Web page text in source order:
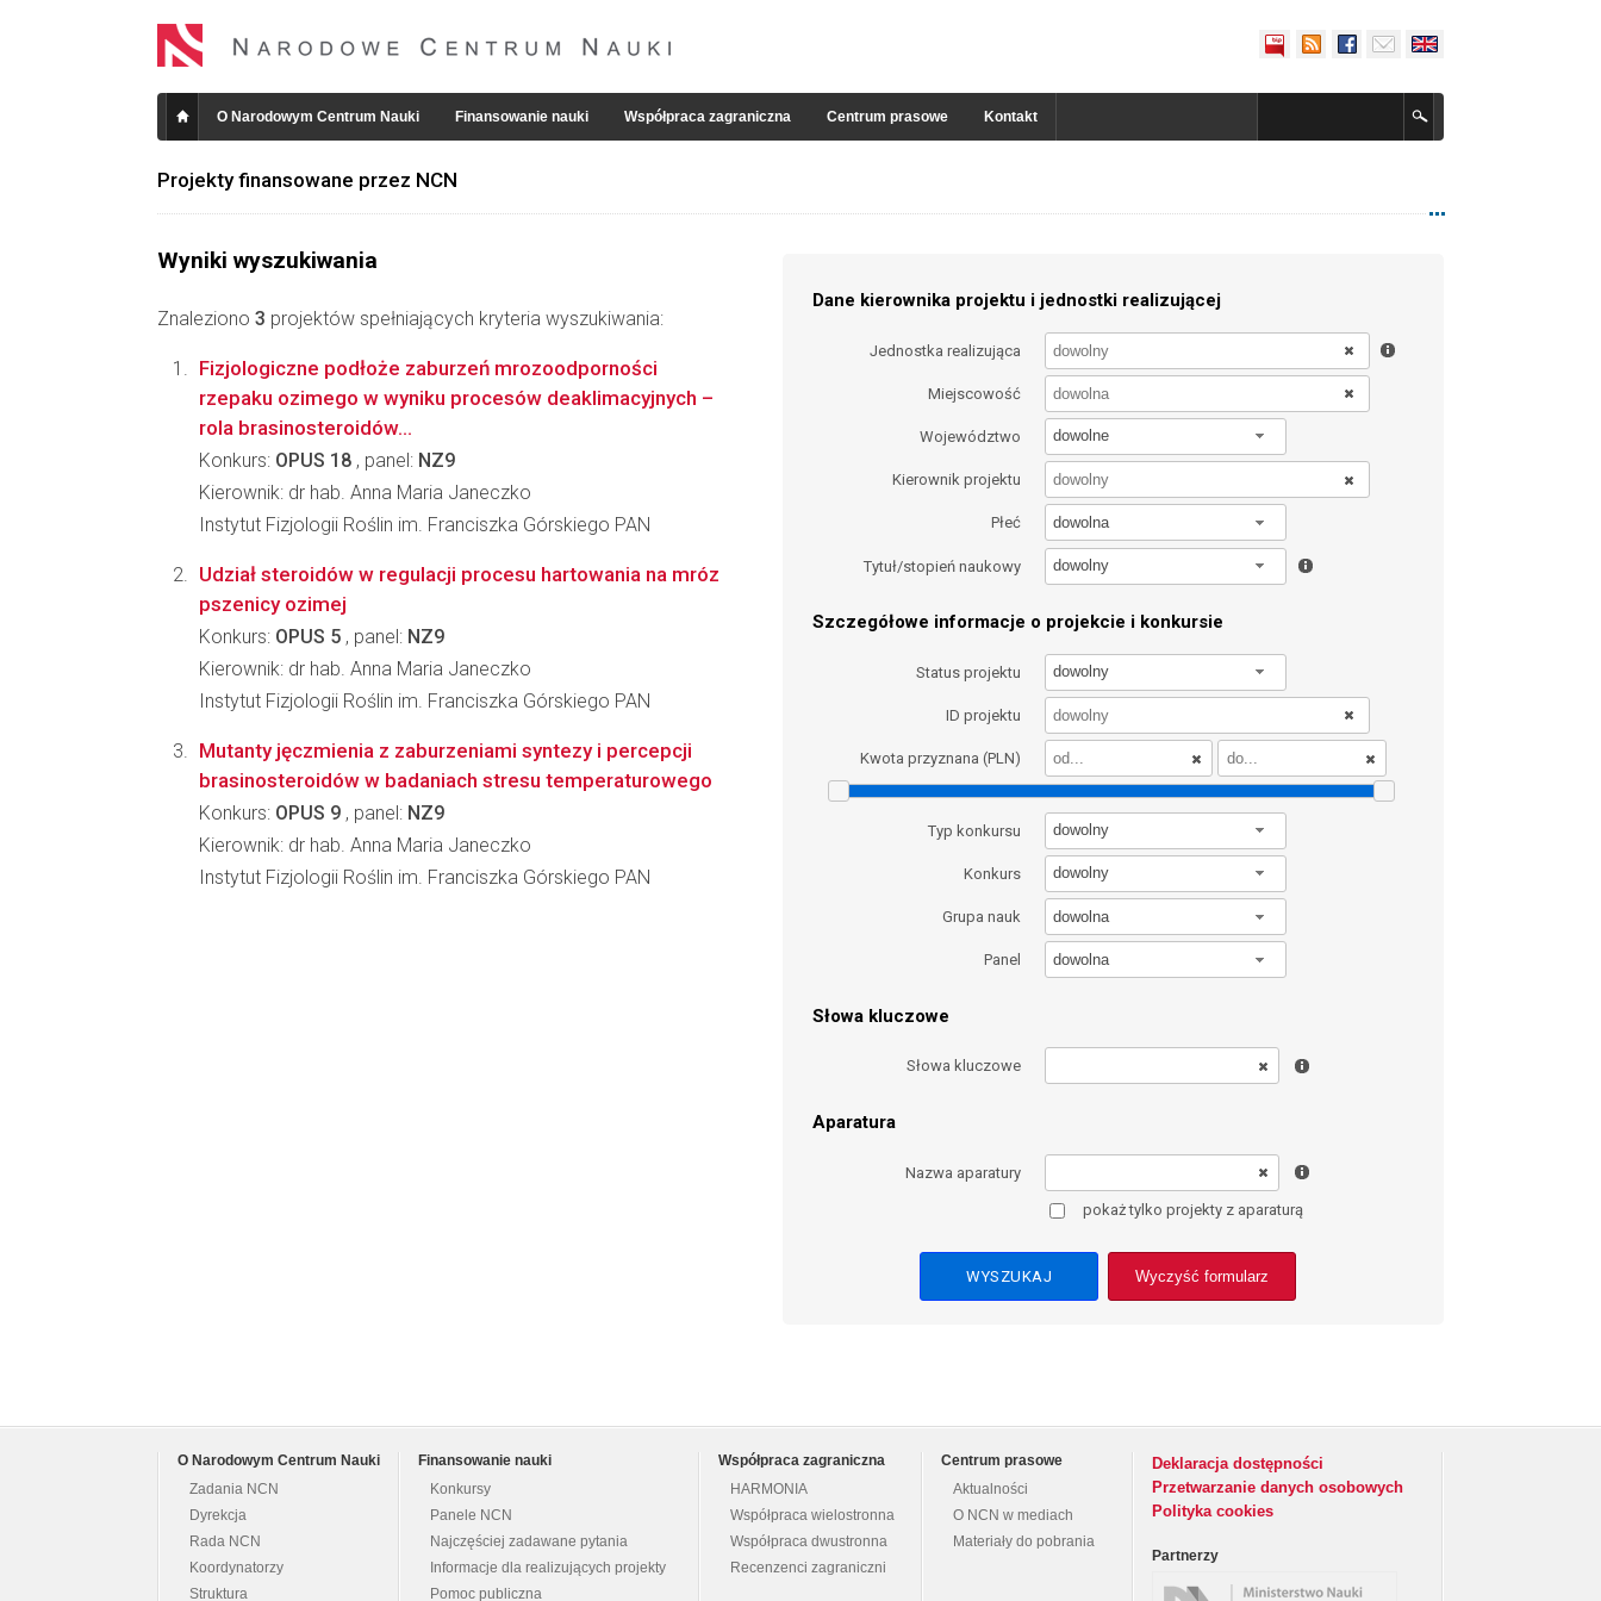
O Narodowym Centrum Nauki Finansowanie nauki Współpraca zagraniczna Centrum prasowe Kontakt
Projekty finansowane przez NCN
Wyniki wyszukiwania
Znaleziono 3 projektów spełniających kryteria wyszukiwania:
Dane kierownika projektu i jednostki realizującej
Jednostka realizująca
Miejscowość
Województwo dowolne
Kierownik projektu
Płeć dowolna
Tytuł/stopień naukowy dowolny
Szczegółowe informacje o projekcie i konkursie
Status projektu dowolny
ID projektu
Kwota przyznana (PLN)
Typ konkursu dowolny
Konkurs dowolny
Grupa nauk dowolna
Panel dowolna
Słowa kluczowe
Słowa kluczowe
Aparatura
Nazwa aparatury
pokaż tylko projekty z aparaturą
Wyczyść formularz
Fizjologiczne podłoże zaburzeń mrozoodporności
rzepaku ozimego w wyniku procesów deaklimacyjnych –
rola brasinosteroidów...
Konkurs: OPUS 18 , panel: NZ9
Kierownik: dr hab. Anna Maria Janeczko
Instytut Fizjologii Roślin im. Franciszka Górskiego PAN
Udział steroidów w regulacji procesu hartowania na mróz
pszenicy ozimej
Konkurs: OPUS 5 , panel: NZ9
Kierownik: dr hab. Anna Maria Janeczko
Instytut Fizjologii Roślin im. Franciszka Górskiego PAN
Mutanty jęczmienia z zaburzeniami syntezy i percepcji
brasinosteroidów w badaniach stresu temperaturowego
Konkurs: OPUS 9 , panel: NZ9
Kierownik: dr hab. Anna Maria Janeczko
Instytut Fizjologii Roślin im. Franciszka Górskiego PAN
O Narodowym Centrum Nauki
Zadania NCN
Dyrekcja
Rada NCN
Koordynatorzy
Struktura
Finansowanie nauki
Konkursy
Panele NCN
Najczęściej zadawane pytania
Informacje dla realizujących projekty
Pomoc publiczna
Współpraca zagraniczna
HARMONIA
Współpraca wielostronna
Współpraca dwustronna
Recenzenci zagraniczni
Centrum prasowe
Aktualności
O NCN w mediach
Materiały do pobrania
Deklaracja dostępności
Przetwarzanie danych osobowych
Polityka cookies
Partnerzy